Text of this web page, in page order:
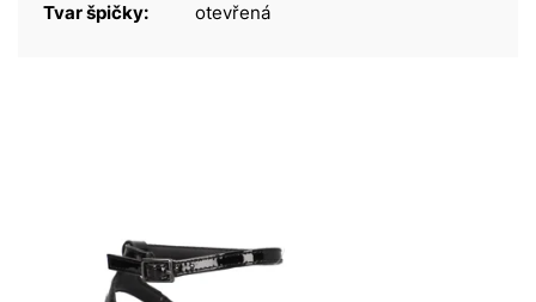
Tvar špičky: otevřená